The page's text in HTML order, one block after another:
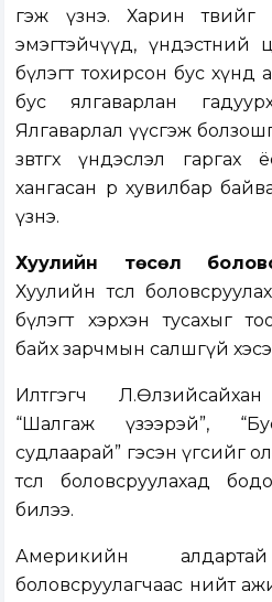
гэж үзнэ. Харин төвийг
эмэгтэйчүүд, үндэстний
бүлэгт тохирсон бус хүнд
бус ялгаварлан
Ялгаварлал үүсгэж
зөвтгөх үндэслэл
хангасан өөр хувилбар
үзнэ.
Хуулийн төсөл
Хуулийн төсөл
бүлэгт хэрхэн тусахыг
байх зарчмын салшгүй
Илтгэгч
“Шалгаж үзээрэй”,
судлаарай” гэсэн үгсийг
төсөл боловсруулахад
билээ.
Америкийн
боловсруулагчаас нийт